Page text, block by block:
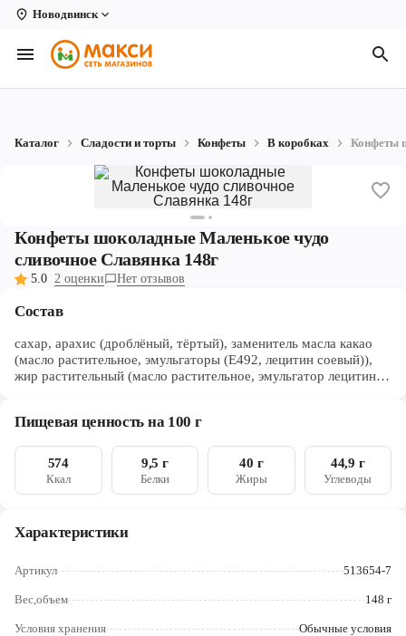
Новодвинск
Вологда
Архангельск
Коряжма
Котлас
Новодвинск
Рыбинск
Северодвинск
Ярославль
Каталог Сладости и торты Конфеты В коробках Конфеты
Конфеты шоколадные Маленькое чудо
сливочное Славянка 148г
5.0 2 оценки Нет отзывов
Состав
сахар, арахис (дроблёный, тёртый), заменитель масла какао
(масло растительное, эмульгаторы (Е492, лецитин соевый)),
жир растительный (масло растительное, эмульгатор лецитин
молоко сухое обезжиренное, какао-порошок, сыворотка
сливки сухие, ароматизатор, пищевые волокна из отрубей:
клетчатка пищевая, спирт этиловый ректификованный, соль,
эмульгаторы (лецитин соевый, эфиры полиглицерина и
лимонная кислота
Пищевая ценность на 100 г
574
Ккал
9,5 г
Белки
40 г
Жиры
44,9 г
Углеводы
Характеристики
Артикул 513654-7
Вес,объем 148 г
Условия хранения Обычные условия